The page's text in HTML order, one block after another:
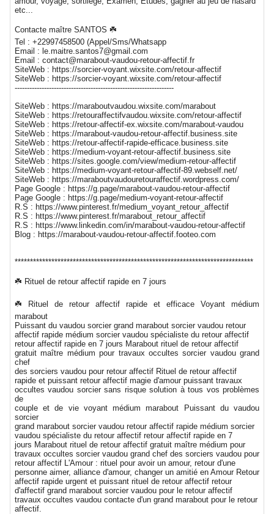
etc...
Contacte maître SANTOS ☘️
Tel : +22997458500 (Appel/Sms/Whatsapp
Email : le.maitre.santos7@gmail.com
Email : contact@marabout-vaudou-retour-affectif.fr
SiteWeb : https://sorcier-voyant.wixsite.com/retour-affectif
SiteWeb : https://sorcier-voyant.wixsite.com/retour-affectif
-----------------------------------------------------------------
SiteWeb : https://maraboutvaudou.wixsite.com/marabout
SiteWeb : https://retouraffectifvaudou.wixsite.com/retour-affectif
SiteWeb : https://retour-affectif-ex.wixsite.com/marabout-vaudou
SiteWeb : https://marabout-vaudou-retour-affectif.business.site
SiteWeb : https://retour-affectif-rapide-efficace.business.site
SiteWeb : https://medium-voyant-retour-affectif.business.site
SiteWeb : https://sites.google.com/view/medium-retour-affectif
SiteWeb : https://medium-voyant-retour-affectif-89.webself.net/
SiteWeb : https://maraboutvaudouretouraffectif.wordpress.com/
Page Google : https://g.page/marabout-vaudou-retour-affectif
Page Google : https://g.page/medium-voyant-retour-affectif
R.S : https://www.pinterest.fr/medium_voyant_retour_affectif
R.S : https://www.pinterest.fr/marabout_retour_affectif
R.S : https://www.linkedin.com/in/marabout-vaudou-retour-affectif
Blog : https://marabout-vaudou-retour-affectif.footeo.com
******************************************************************************
☘️ Rituel de retour affectif rapide en 7 jours
☘️ Rituel de retour affectif rapide et efficace Voyant médium
marabout
Puissant du vaudou sorcier grand marabout sorcier vaudou retour
affectif rapide médium sorcier vaudou spécialiste du retour affectif
retour affectif rapide en 7 jours Marabout rituel de retour affectif
gratuit maître médium pour travaux occultes sorcier vaudou grand
chef
des sorciers vaudou pour retour affectif Rituel de retour affectif
rapide et puissant retour affectif magie d'amour puissant travaux
occultes vaudou sorcier sans risque solution à tous vos problèmes
de
couple et de vie voyant médium marabout Puissant du vaudou
sorcier
grand marabout sorcier vaudou retour affectif rapide médium sorcier
vaudou spécialiste du retour affectif retour affectif rapide en 7
jours Marabout rituel de retour affectif gratuit maître médium pour
travaux occultes sorcier vaudou grand chef des sorciers vaudou pour
retour affectif L'Amour : rituel pour avoir un amour, retour d'une
personne aimer, alliance d'amour, changer un amitié en Amour Retour
affectif rapide urgent et puissant rituel de retour affectif retour
d'affectif grand marabout sorcier vaudou pour le retour affectif
travaux occultes vaudou contacte d'un grand marabout pour le retour
affectif.